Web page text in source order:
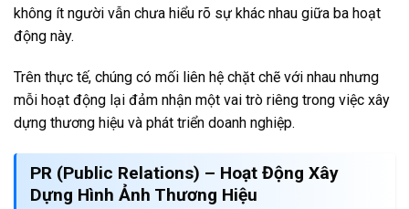
không ít người vẫn chưa hiểu rõ sự khác nhau giữa ba hoạt
động này.
Trên thực tế, chúng có mối liên hệ chặt chẽ với nhau nhưng
mỗi hoạt động lại đảm nhận một vai trò riêng trong việc xây
dựng thương hiệu và phát triển doanh nghiệp.
PR (Public Relations) – Hoạt Động Xây
Dựng Hình Ảnh Thương Hiệu